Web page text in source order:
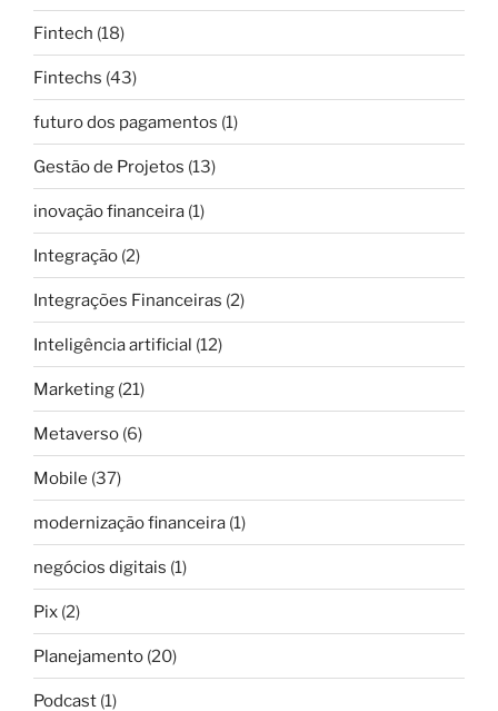
Fintech (18)
Fintechs (43)
futuro dos pagamentos (1)
Gestão de Projetos (13)
inovação financeira (1)
Integração (2)
Integrações Financeiras (2)
Inteligência artificial (12)
Marketing (21)
Metaverso (6)
Mobile (37)
modernização financeira (1)
negócios digitais (1)
Pix (2)
Planejamento (20)
Podcast (1)